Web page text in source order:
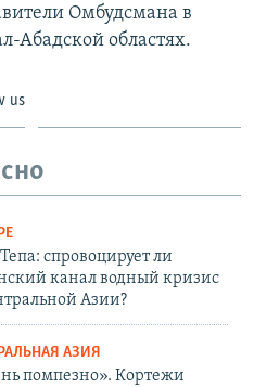
Омбудсмана в
Абадской областях.
us
спровоцирует ли
канал водный кризис
Азии?
АЗИЯ
помпезно». Кортежи